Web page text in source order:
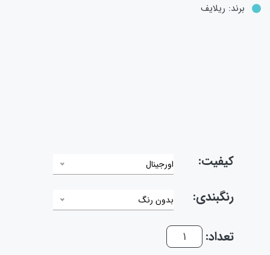
برند: ریلایف
کیفیت: اورجینال
رنگبندی: بدون رنگ
تعداد: